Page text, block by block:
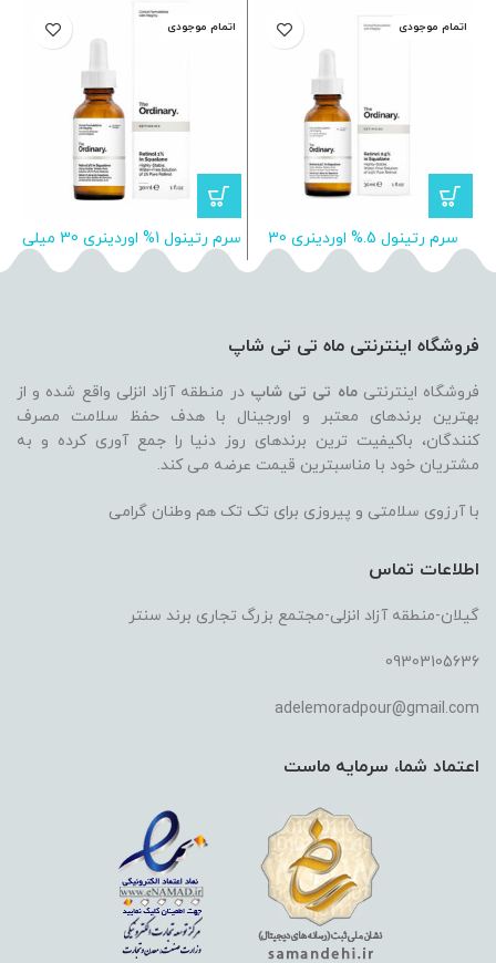
اتمام موجودی
سرم رتینول 5.% اوردینری 30
میلی لیتر
اتمام موجودی
سرم رتینول 1% اوردینری 30 میلی
لیتر
فروشگاه اینترنتی ماه تی تی شاپ
فروشگاه اینترنتیماه تی تی شاپ در منطقه آزاد انزلی واقع شده و از
بهترین برندهای معتبر و اورجینال با هدف حفظ سلامت مصرف
کنندگان، باکیفیت ترین برندهای روز دنیا را جمع آوری کرده و به
مشتریان خود با مناسبترین قیمت عرضه می کند.
با آرزوی سلامتی و پیروزی برای تک تک هم وطنان گرامی
اطلاعات تماس
گیلان-منطقه آزاد انزلی-مجتمع بزرگ تجاری برند سنتر
09303105636
adelemoradpour@gmail.com
اعتماد شما، سرمایه ماست